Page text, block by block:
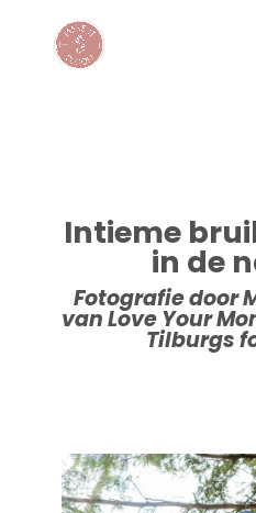
Intieme
in de
Fotografie door
van Love Your
Tilburgs